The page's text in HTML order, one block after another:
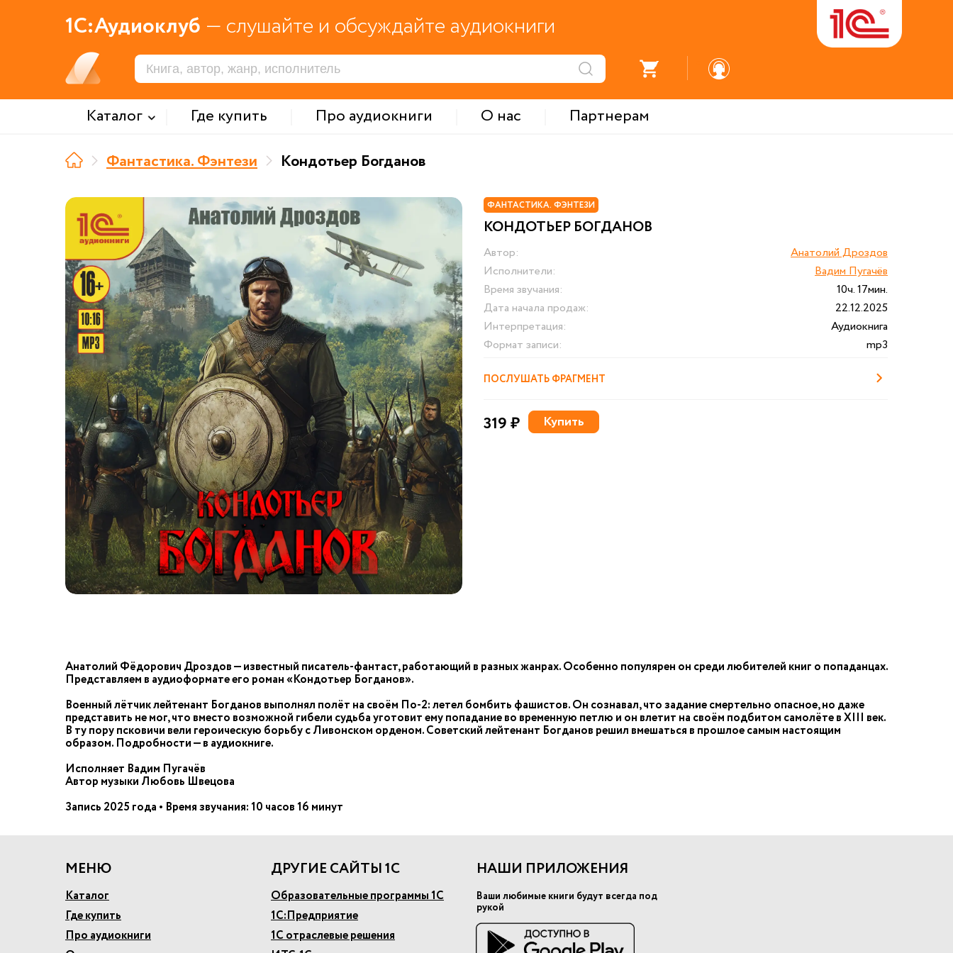
1С:Аудиоклуб — слушайте и обсуждайте аудиокниги
Каталог Где купить Про аудиокниги О нас
Партнерам
Фантастика. Фэнтези
Кондотьер Богданов
ФАНТАСТИКА. ФЭНТЕЗИ
КОНДОТЬЕР БОГДАНОВ
Автор:
Анатолий Дроздов
Исполнители:
Вадим Пугачёв
Время звучания:
10ч. 17мин.
Дата начала продаж:
22.12.2025
Интерпретация:
Аудиокнига
Формат записи:
mp3
ПОСЛУШАТЬ ФРАГМЕНТ
319 ₽ Купить
Анатолий Фёдорович Дроздов — известный писатель-фантаст, работающий в разных жанрах. Особенно популярен он среди любителей книг о попаданцах.
Представляем в аудиоформате его роман «Кондотьер Богданов».
Военный лётчик лейтенант Богданов выполнял полёт на своём По-2: летел бомбить фашистов. Он сознавал, что задание смертельно опасное, но даже
представить не мог, что вместо возможной гибели судьба уготовит ему попадание во временную петлю и он влетит на своём подбитом самолёте в XIII век.
В ту пору псковичи вели героическую борьбу с Ливонском орденом. Советский лейтенант Богданов решил вмешаться в прошлое самым настоящим
образом. Подробности — в аудиокниге.
Исполняет Вадим Пугачёв
Автор музыки Любовь Швецова
Запись 2025 года • Время звучания: 10 часов 16 минут
МЕНЮ
Каталог
Где купить
Про аудиокниги
ДРУГИЕ САЙТЫ 1С
Образовательные программы 1С
1С:Предприятие
1С отраслевые решения
НАШИ ПРИЛОЖЕНИЯ
Ваши любимые книги будут всегда под
рукой